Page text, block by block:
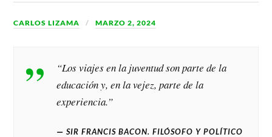
CARLOS LIZAMA MARZO 2, 2024
“Los viajes en la juventud son parte de la
educación y, en la vejez, parte de la
experiencia.”
SIR FRANCIS BACON. FILÓSOFO Y POLÍTICO